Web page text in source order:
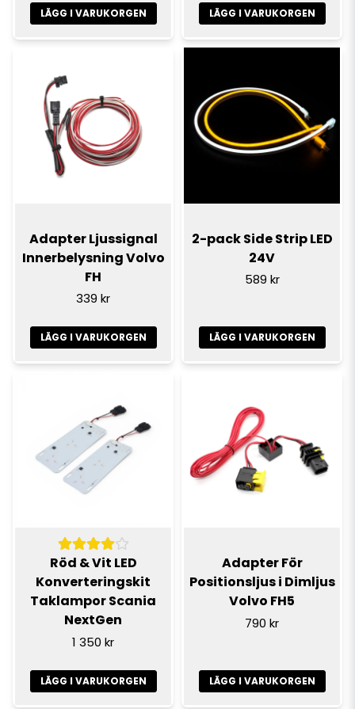
LÄGG I VARUKORGEN LÄGG I VARUKORGEN
Adapter Ljussignal
Innerbelysning Volvo
FH
339 kr
LÄGG I VARUKORGEN
2-pack Side Strip LED
24V
589 kr
LÄGG I VARUKORGEN
Röd & Vit LED
Konverteringskit
Taklampor Scania
NextGen
1 350 kr
LÄGG I VARUKORGEN
Adapter För
Positionsljus i Dimljus
Volvo FH5
790 kr
LÄGG I VARUKORGEN